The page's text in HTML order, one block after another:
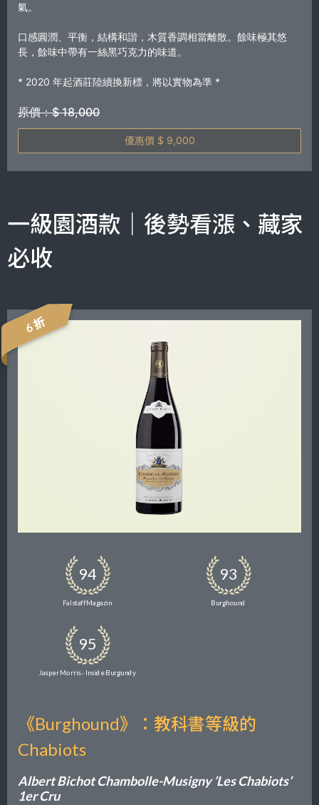
氣。
口感圓潤、平衡，結構和諧，木質香調相當離散。餘味極其悠
長，餘味中帶有一絲黑巧克力的味道。
* 2020 年起酒莊陸續換新標，將以實物為準 *
原價：$ 18,000
優惠價 $ 9,000
一級園酒款｜後勢看漲、藏家
必收
6 折
94
Falstaff Magazin
93
Burghound
95
Jasper Morris - Inside Burgundy
《Burghound》：教科書等級的
Chabiots
Albert Bichot Chambolle-Musigny ’Les Chabiots’
1er Cru